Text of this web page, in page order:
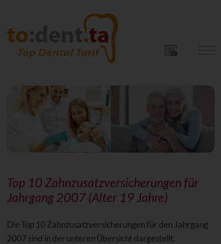
Top 10 Zahnzusatzversicherungen für
Jahrgang 2007 (Alter 19 Jahre)
Die Top 10 Zahnzusatzversicherungen für den Jahrgang
2007 sind in der unteren Übersicht dargestellt.